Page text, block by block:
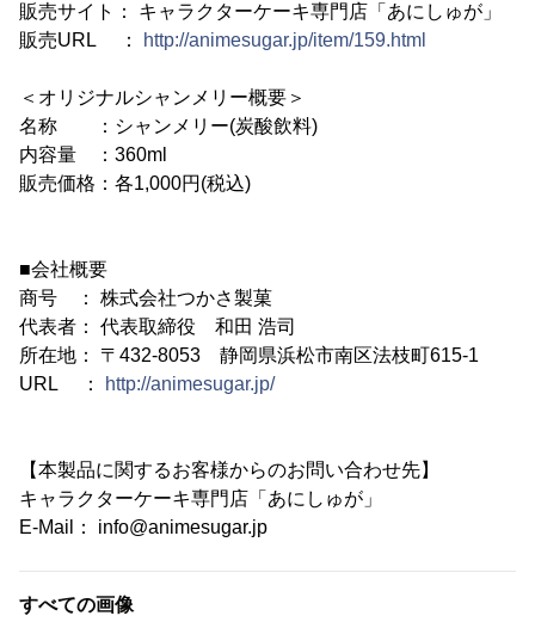
販売サイト： キャラクターケーキ専門店「あにしゅが」
販売URL ：
http://animesugar.jp/item/159.html
＜オリジナルシャンメリー概要＞
名称 ：シャンメリー(炭酸飲料)
内容量 ：360ml
販売価格：各1,000円(税込)
■会社概要
商号 ： 株式会社つかさ製菓
代表者： 代表取締役 和田 浩司
所在地： 〒432-8053 静岡県浜松市南区法枝町615-1
URL ：
http://animesugar.jp/
【本製品に関するお客様からのお問い合わせ先】
キャラクターケーキ専門店「あにしゅが」
E-Mail： info@animesugar.jp
すべての画像